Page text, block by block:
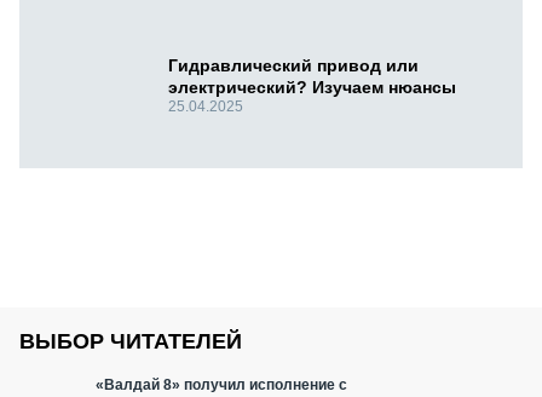
Гидравлический привод или
электрический? Изучаем нюансы
25.04.2025
ВЫБОР ЧИТАТЕЛЕЙ
«Валдай 8» получил исполнение с